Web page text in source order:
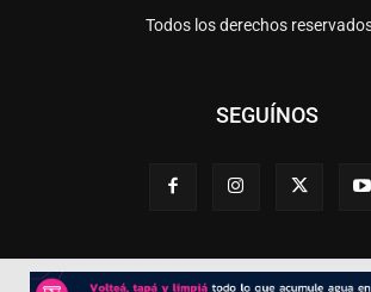
Todos los derechos
SEGUÍNOS